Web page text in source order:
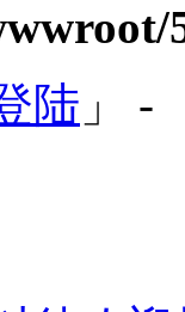
陆 」 -